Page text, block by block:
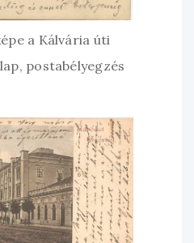
a Kálvária úti
postabélyegzés